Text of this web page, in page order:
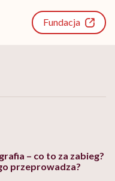
Fundacja
– co to za zabieg?
przeprowadza?